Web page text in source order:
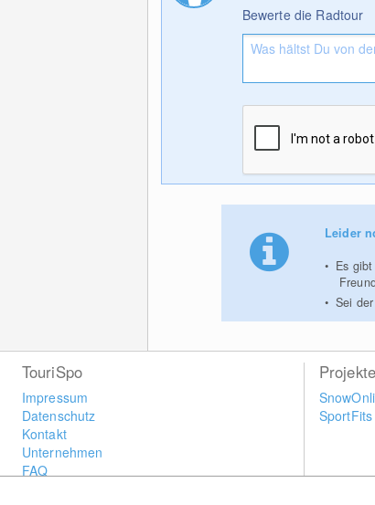
Bewerte die Radtour
Leider
Es
Sei
TouriSpo
Impressum
Datenschutz
Kontakt
Unternehmen
FAQ
Projekte
SportFits